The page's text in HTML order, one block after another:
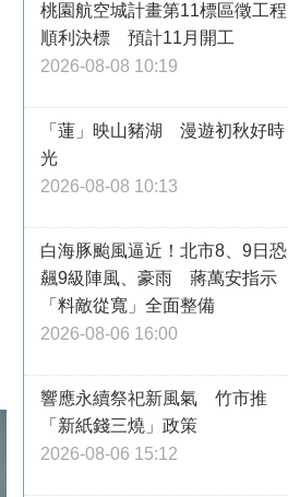
桃園航空城計畫第11標區徵工程
順利決標 預計11月開工
2026-08-08 10:19
「蓮」映山豬湖 漫遊初秋好時
光
2026-08-08 10:13
白海豚颱風逼近！北市8、9日恐
飆9級陣風、豪雨 蔣萬安指示
「料敵從寬」全面整備
2026-08-06 16:00
響應永續祭祀新風氣 竹市推
「新紙錢三燒」政策
2026-08-06 15:12